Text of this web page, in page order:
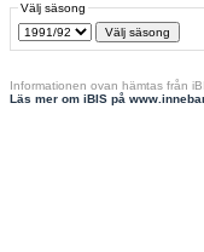
Välj säsong
Informationen ovan hämtas från
Läs mer om iBIS på